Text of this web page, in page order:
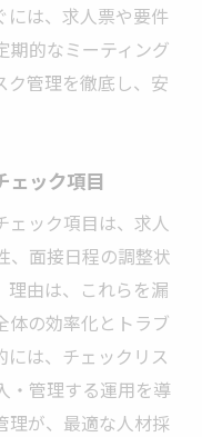
には、求人票や要件
期的なミーティング
ク管理を徹底し、安
ェック項目
ェック項目は、求人
、面接日程の調整状
理由は、これらを漏
体の効率化とトラブ
には、チェックリス
・管理する運用を導
理が、最適な人材採